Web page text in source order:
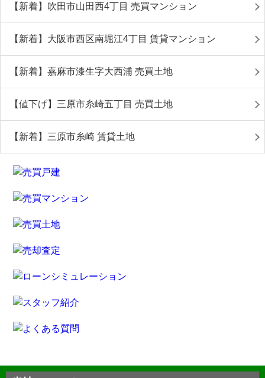
【新着】吹田市山田西4丁目 売買マンション
【新着】大阪市西区南堀江4丁目 賃貸マンション
【新着】嘉麻市漆生字大西浦 売買土地
【値下げ】三原市糸崎五丁目 売買土地
【新着】三原市糸崎 賃貸土地